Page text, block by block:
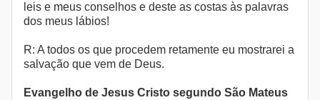
leis e meus conselhos e deste as costas às palavras
dos meus lábios!
R: A todos os que procedem retamente eu mostrarei a
salvação que vem de Deus.
Evangelho de Jesus Cristo segundo São Mateus